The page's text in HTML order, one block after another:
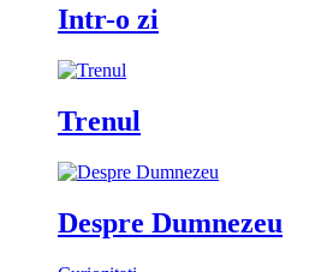
Intr-o zi
Trenul
Despre Dumnezeu